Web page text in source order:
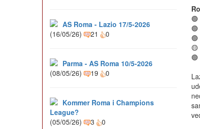
AS Roma - Lazio 17/5-2026
(16/05/26)
21 0
Parma - AS Roma 10/5-2026
(08/05/26)
19 0
Kommer Roma i Champions
League?
(05/05/26)
3 0